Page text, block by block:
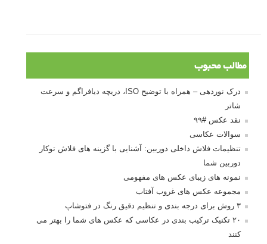
مطالب محبوب
درک نوردهی – همراه با توضیح ISO، دریچه دیافراگم و سرعت
شاتر
نقد عکس #۹۹
سوالات عکاسی
تنظیمات فلاش داخلی دوربین: آشنایی با گزینه های فلاش توکار
دوربین شما
نمونه های زیبای عکس های مفهومی
مجموعه عکس های غروب آفتاب
۳ روش برای درجه بندی و تنظیم دقیق رنگ در فتوشاپ
۲۰ تکنیک ترکیب بندی در عکاسی که عکس های شما را بهتر می
کنند